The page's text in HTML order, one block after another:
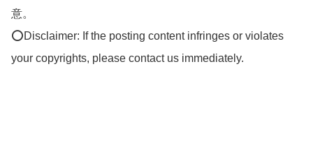
意。
⭕Disclaimer: If the posting content infringes or violates
your copyrights, please contact us immediately.